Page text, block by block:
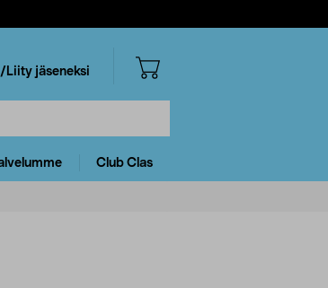
Liity jäseneksi
Club Clas